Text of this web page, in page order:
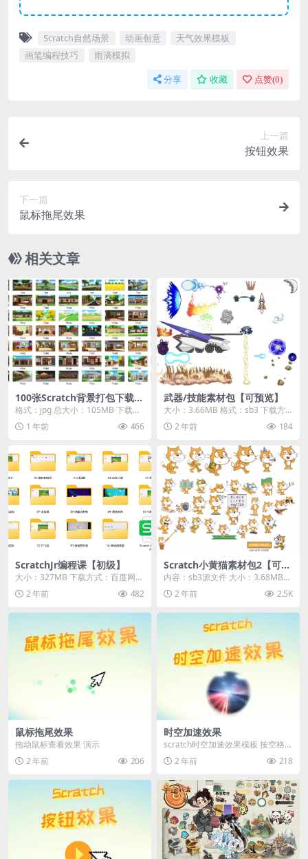
Scratch自然场景 动画创意
天气效果模板
画笔编程技巧
雨滴模拟
分享 收藏 点赞(0)
上一篇
按钮效果
下一篇
鼠标拖尾效果
相关文章
100张Scratch背景打包下载
（二）
格式：jpg 总大小：105MB 下载方
式：本地高速下载 游客购买后无需
登录即可...
1 年前 466
武器/技能素材包【可预览】
大小：3.66MB 格式：sb3 下载方
式：本地下载 游客购买后无需登录
即可直接...
2 年前 184
ScratchJr编程课【初级】
大小：327MB 下载方式：百度网盘
游客购买后无需登录即可直接下载
2 年前 482
Scratch小黄猫素材包2【可预
览】
内容：sb3源文件 大小：3.68MB
下载方式：本地下载 游客购买后无
需登录即...
2 年前 2.5K
鼠标拖尾效果
拖动鼠标查看效果 演示
2 年前
206
时空加速效果
scratch时空加速效果模板 按空格查
看效果演示 演示
2 年前 218